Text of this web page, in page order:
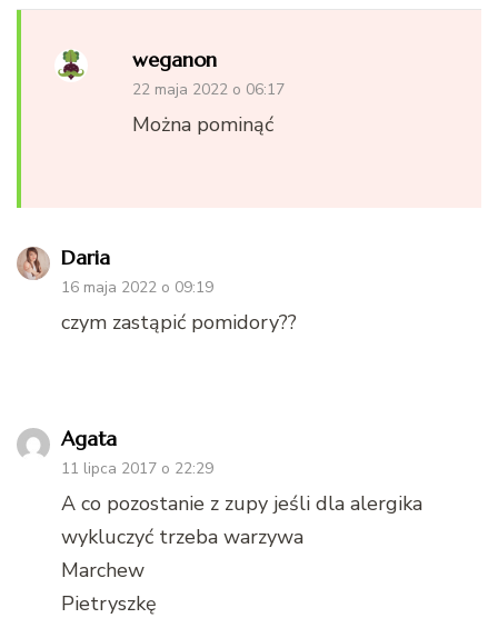
weganon
22 maja 2022 o 06:17
Można pominąć
Daria
16 maja 2022 o 09:19
czym zastąpić pomidory??
Agata
11 lipca 2017 o 22:29
A co pozostanie z zupy jeśli dla alergika
wykluczyć trzeba warzywa
Marchew
Pietryszkę